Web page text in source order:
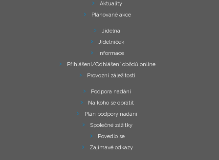
Aktuality
Plánované akce
Jídelna
Jídelníček
Informace
Přihlášení/Odhlášení obědů online
Provozní záležitosti
Podpora nadání
Na koho se obrátit
Plán podpory nadání
Společné zážitky
Povedlo se
Zajímavé odkazy